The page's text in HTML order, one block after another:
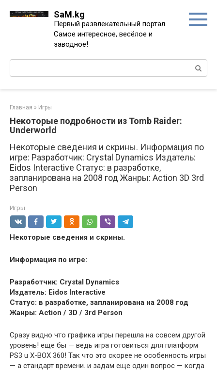
SaM.kg
Первый развлекательный портал.
Самое интересное, весёлое и
заводное!
Поиск:
Главная » Игры
Некоторые подробности из Tomb Raider:
Underworld
Некоторые сведения и скрины. Информация по
игре: Разработчик: Crystal Dynamics Издатель:
Eidos Interactive Статус: в разработке,
запланирована на 2008 год Жанры: Action 3D 3rd
Person
Игры
Некоторые сведения и скрины.
Информация по игре:
Разработчик: Crystal Dynamics
Издатель: Eidos Interactive
Статус: в разработке, запланирована на 2008 год
Жанры: Action / 3D / 3rd Person
Сразу видно что графика игры перешла на совсем другой
уровень! еще бы — ведь игра готовиться для платформ
PS3 u X-BOX 360! Так что это скорее не особенность игры
— а стандарт времени. и задам еще один вопрос — когда